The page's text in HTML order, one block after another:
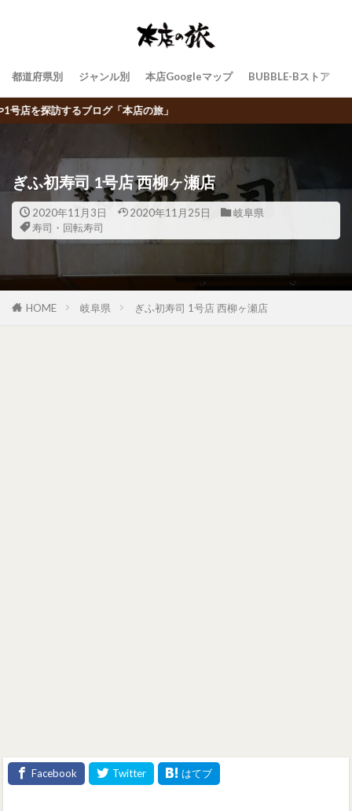
都道府県別 ジャンル別 本店Googleマップ BUBBLE-Bストア
ぎふ初寿司 1号店 西柳ヶ瀬店
2020年11月3日 2020年11月25日
岐阜県
寿司・回転寿司
HOME 岐阜県 ぎふ初寿司 1号店 西柳ヶ瀬店